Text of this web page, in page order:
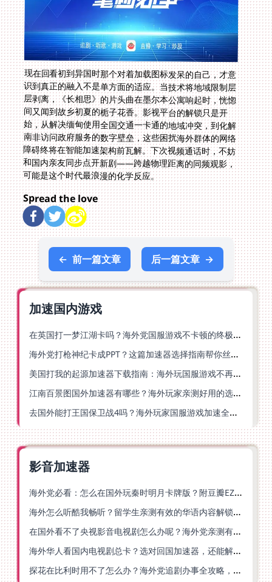
现在回看初到异国时那个对着加载图标发呆的自己，才意
识到真正的融入不是单方面的适应。当技术将地域限制层
层剥离，《长相思》的片头曲在墨尔本公寓响起时，恍惚
间又闻到故乡初夏的栀子花香。影视平台的解锁只是开
始，从解决缅甸使用全国交通一卡通的地域冲突，到化解
南非访问政府服务的数字壁垒，这些困扰海外群体的网络
障碍终将在智能加速架构前瓦解。下次视频通话时，不妨
和国内亲友同步点开新剧——跨越物理距离的同频观影，
可能是这个时代最浪漫的化学反应。
Spread the love
← 前一篇文章 后一篇文章 →
加速国内游戏
在英国打一梦江湖卡吗？海外党国服游戏不卡顿的终极解法
海外党打枪神纪卡成PPT？这篇加速器选择指南帮你丝滑上分
美国打我的起源加速器下载指南：海外玩国服游戏不再卡的终极方案
江南百景图国外加速器有哪些？海外玩家亲测好用的选择与避坑指南
去国外能打王国保卫战4吗？海外玩家国服游戏加速全攻略（附公主连结幻想江湖实测）
影音加速器
海外党必看：怎么在国外玩秦时明月卡牌版？附豆瓣EZCast地区限制破解法
海外怎么听酷我畅听？留学生亲测有效的华语内容解锁指南
在国外看不了央视影音电视剧怎么办呢？海外党亲测有效的回国加速方案
海外华人看国内电视剧总卡？选对回国加速器，还能解决菲律宾打不开反诈中心的问题
探花在比利时用不了怎么办？海外党追剧办事全攻略，选对加速器就够了